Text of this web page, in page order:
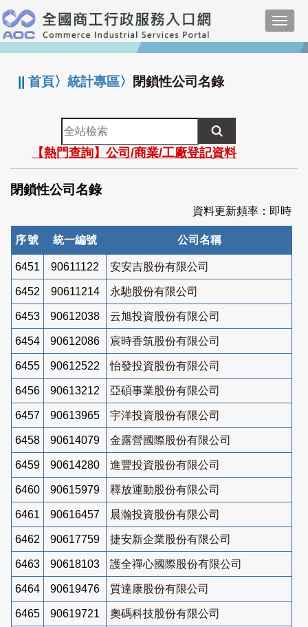
跳
到
主
要
:::
||首頁〉統計專區〉 閉鎖性公司名錄
全
站
檢
索
【熱門查詢】公司/商業/工廠登記資料
閉鎖性公司名錄
資料更新頻率：即時
序號 統一編號 公司名稱
6451 90611122 安安吉股份有限公司
6452 90611214 永馳股份有限公司
6453 90612038 云旭投資股份有限公司
6454 90612086 宸時香筑股份有限公司
6455 90612522 怡發投資股份有限公司
6456 90613212 亞碩事業股份有限公司
6457 90613965 宇洋投資股份有限公司
6458 90614079 金露營國際股份有限公司
6459 90614280 進豐投資股份有限公司
6460 90615979 釋放運動股份有限公司
6461 90616457 晨瀚投資股份有限公司
6462 90617759 捷安新企業股份有限公司
6463 90618103 護全禪心國際股份有限公司
6464 90619476 質達康股份有限公司
6465 90619721 奧碼科技股份有限公司